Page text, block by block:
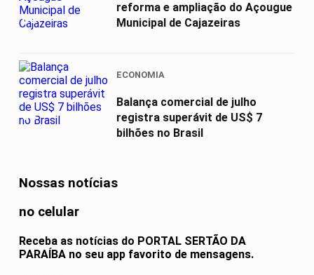
03
reforma e ampliação do Açougue
Municipal de Cajazeiras
04
ECONOMIA
Balança comercial de julho
registra superávit de US$ 7
bilhões no Brasil
Nossas notícias
no celular
Receba as notícias do PORTAL SERTÃO DA
PARAÍBA no seu app favorito de mensagens.